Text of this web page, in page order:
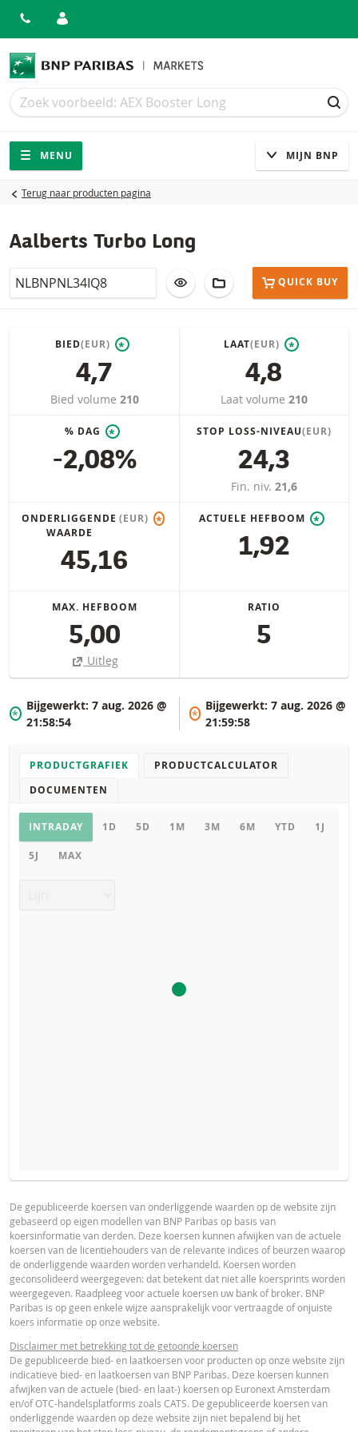
Zoek
Zoek
Navigatie
Site navigatie
MENU MIJN BNP
Terug naar producten pagina
Aalberts Turbo Long
Isin VOEG TOE AAN WATCHLIST
AAN PORTFOLIO
QUICK BUY
BIED(EUR) *
4,7
Bied volume 210
LAAT(EUR) *
4,8
Laat volume 210
% DAG *
-2,08%
STOP LOSS-NIVEAU(EUR)
24,3
Fin. niv. 21,6
ONDERLIGGENDE
WAARDE
(EUR) *
45,16
ACTUELE HEFBOOM *
1,92
MAX. HEFBOOM
5,00
Uitleg
RATIO
5
*
Bijgewerkt: 7 aug. 2026 @
21:58:54
*
Bijgewerkt:7 aug. 2026 @
21:59:58
PRODUCTGRAFIEK
PRODUCTCALCULATOR
DOCUMENTEN
Productgrafiek
INTRADAY 1D 5D 1M 3M 6M YTD 1J
5J MAX
VERWACHTE KOERS VAN DE ONDERLIGGENDE WAARDE
AANTAL PRODUCTEN
PERIODE
ACTUELE BEREKENDE
PROSPECTUS
Nederlands (Nederland) PDF
FINAL TERMS
Nederlands (Nederland)
DEFINITIEVE VOORWAARDEN SAMENVATTING
PRODUCT PROJECTIONS
Some helper text for the product price projections, financial
advised
UNDERLYING PRICE PRICE PROJECTION
De gepubliceerde koersen van onderliggende waarden op de website zijn
gebaseerd op eigen modellen van BNP Paribas op basis van
koersinformatie van derden. Deze koersen kunnen afwijken van de actuele
koersen van de licentiehouders van de relevante indices of beurzen waarop
de onderliggende waarden worden verhandeld. Koersen worden
geconsolideerd weergegeven: dat betekent dat niet alle koersprints worden
weergegeven. Raadpleeg voor actuele koersen uw bank of broker. BNP
Paribas is op geen enkele wijze aansprakelijk voor vertraagde of onjuiste
koers informatie op onze website.
Disclaimer met betrekking tot de getoonde koersen
De gepubliceerde bied- en laatkoersen voor producten op onze website zijn
indicatieve bied- en laatkoersen van BNP Paribas. Deze koersen kunnen
afwijken van de actuele (bied- en laat-) koersen op Euronext Amsterdam
en/of OTC-handelsplatforms zoals CATS. De gepubliceerde koersen van
onderliggende waarden op deze website zijn niet bepalend bij het